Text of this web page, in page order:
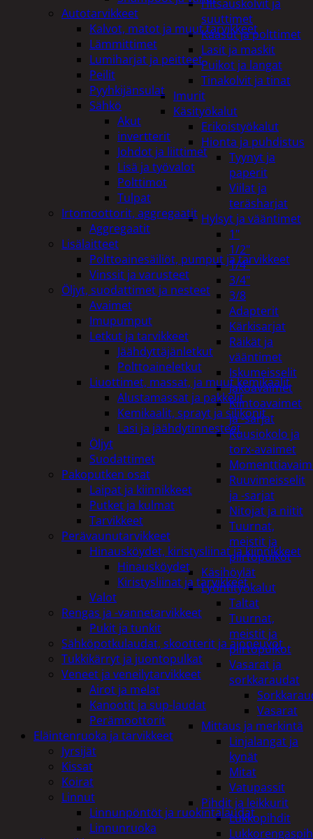
Hitsauskolvit ja
suuttimet
Kaasut ja polttimet
Lasit ja maskit
Puikot ja langat
Tinakolvit ja tinat
Imurit
Käsityökalut
Erikoistyökalut
Hionta ja puhdistus
Tyynyt ja
paperit
Viilat ja
teräsharjat
Hylsyt ja vääntimet
1"
1/2"
1/4"
3/4"
3/8
Adapterit
Kärkisarjat
Räikät ja
vääntimet
Iskumeisselit
Jakoavaimet
Kiintoavaimet
ja -sarjat
Kuusiokolo ja
torx-avaimet
Ruuvimeisselit
ja -sarjat
Nitojat ja niitit
Tuurnat,
meistit ja
piirtopuikot
Käsihöylät
Lyöntityökalut
Taltat
Tuurnat,
meistit ja
piirtopuikot
Vasarat ja
sorkkaraudat
Vasarat
Mittaus ja merkintä
Linjalangat ja
kynät
Mitat
Vatupassit
Pihdit ja leikkurit
Lukkopihdit
Autotarvikkeet
Kalvot, matot ja muut tarvikkeet
Lämmittimet
Lumiharjat ja peitteet
Peilit
Pyyhkijänsulat
Sähkö
Akut
invertterit
Johdot ja liittimet
Lisä ja työvalot
Polttimot
Tulpat
Irtomoottorit, aggregaatit
Aggregaatit
Lisälaitteet
Polttoainesäiliöt, pumput ja tarvikkeet
Vinssit ja varusteet
Öljyt, suodattimet ja nesteet
Avaimet
Imupumput
Letkut ja tarvikkeet
Jäähdyttäjänletkut
Polttoaineletkut
Liuottimet, massat, ja muut kemikaalit
Alustamassat ja pakkelit
Kemikaalit, sprayt ja silikonit
Lasi ja jäähdytinnesteet
Öljyt
Suodattimet
Pakoputken osat
Laipat ja kiinnikkeet
Putket ja kulmat
Tarvikkeet
Perävaunutarvikkeet
Hinausköydet, kiristysliinat ja kiinnikkeet
Hinausköydet
Kiristysliinat ja tarvikkeet
Valot
Rengas ja -vannetarvikkeet
Pukit ja tunkit
Sähköpotkulaudat, skootterit ja ajoneuvot
Tukkikärryt ja juontopulkat
Veneet ja veneilytarvikkeet
Airot ja melat
Kanootit ja sup-laudat
Perämoottorit
Eläintenruoka ja tarvikkeet
Jyrsijät
Kissat
Koirat
Linnut
Linnunpöntöt ja ruokintalaudat
Linnunruoka